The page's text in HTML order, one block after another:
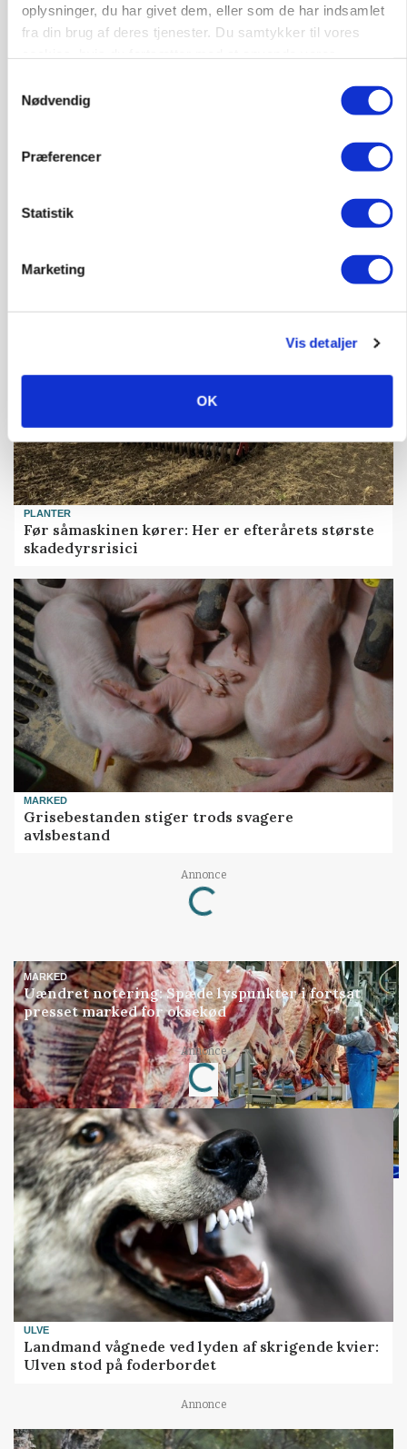
oplysninger, du har givet dem, eller som de har indsamlet
fra din brug af deres tjenester. Du samtykker til vores
Nødvendig
Præferencer
Statistik
Marketing
Vis detaljer
OK
Snart kan man søge tilskud til naturprojekter
PLANTER
Før såmaskinen kører: Her er efterårets største
skadedyrsrisici
MARKED
Grisebestanden stiger trods svagere
avlsbestand
Annonce
Loading...
MARKED
Uændret notering: Spæde lyspunkter i fortsat
presset marked for oksekød
Annonce
Loading...
ULVE
Landmand vågnede ved lyden af skrigende kvier:
Ulven stod på foderbordet
Annonce